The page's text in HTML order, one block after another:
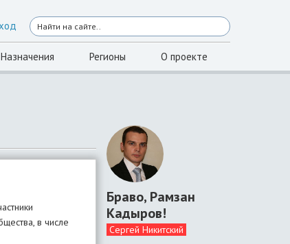
Назначения Регионы О проекте
в числе
Браво, Рамзан
Кадыров!
Сергей Никитский